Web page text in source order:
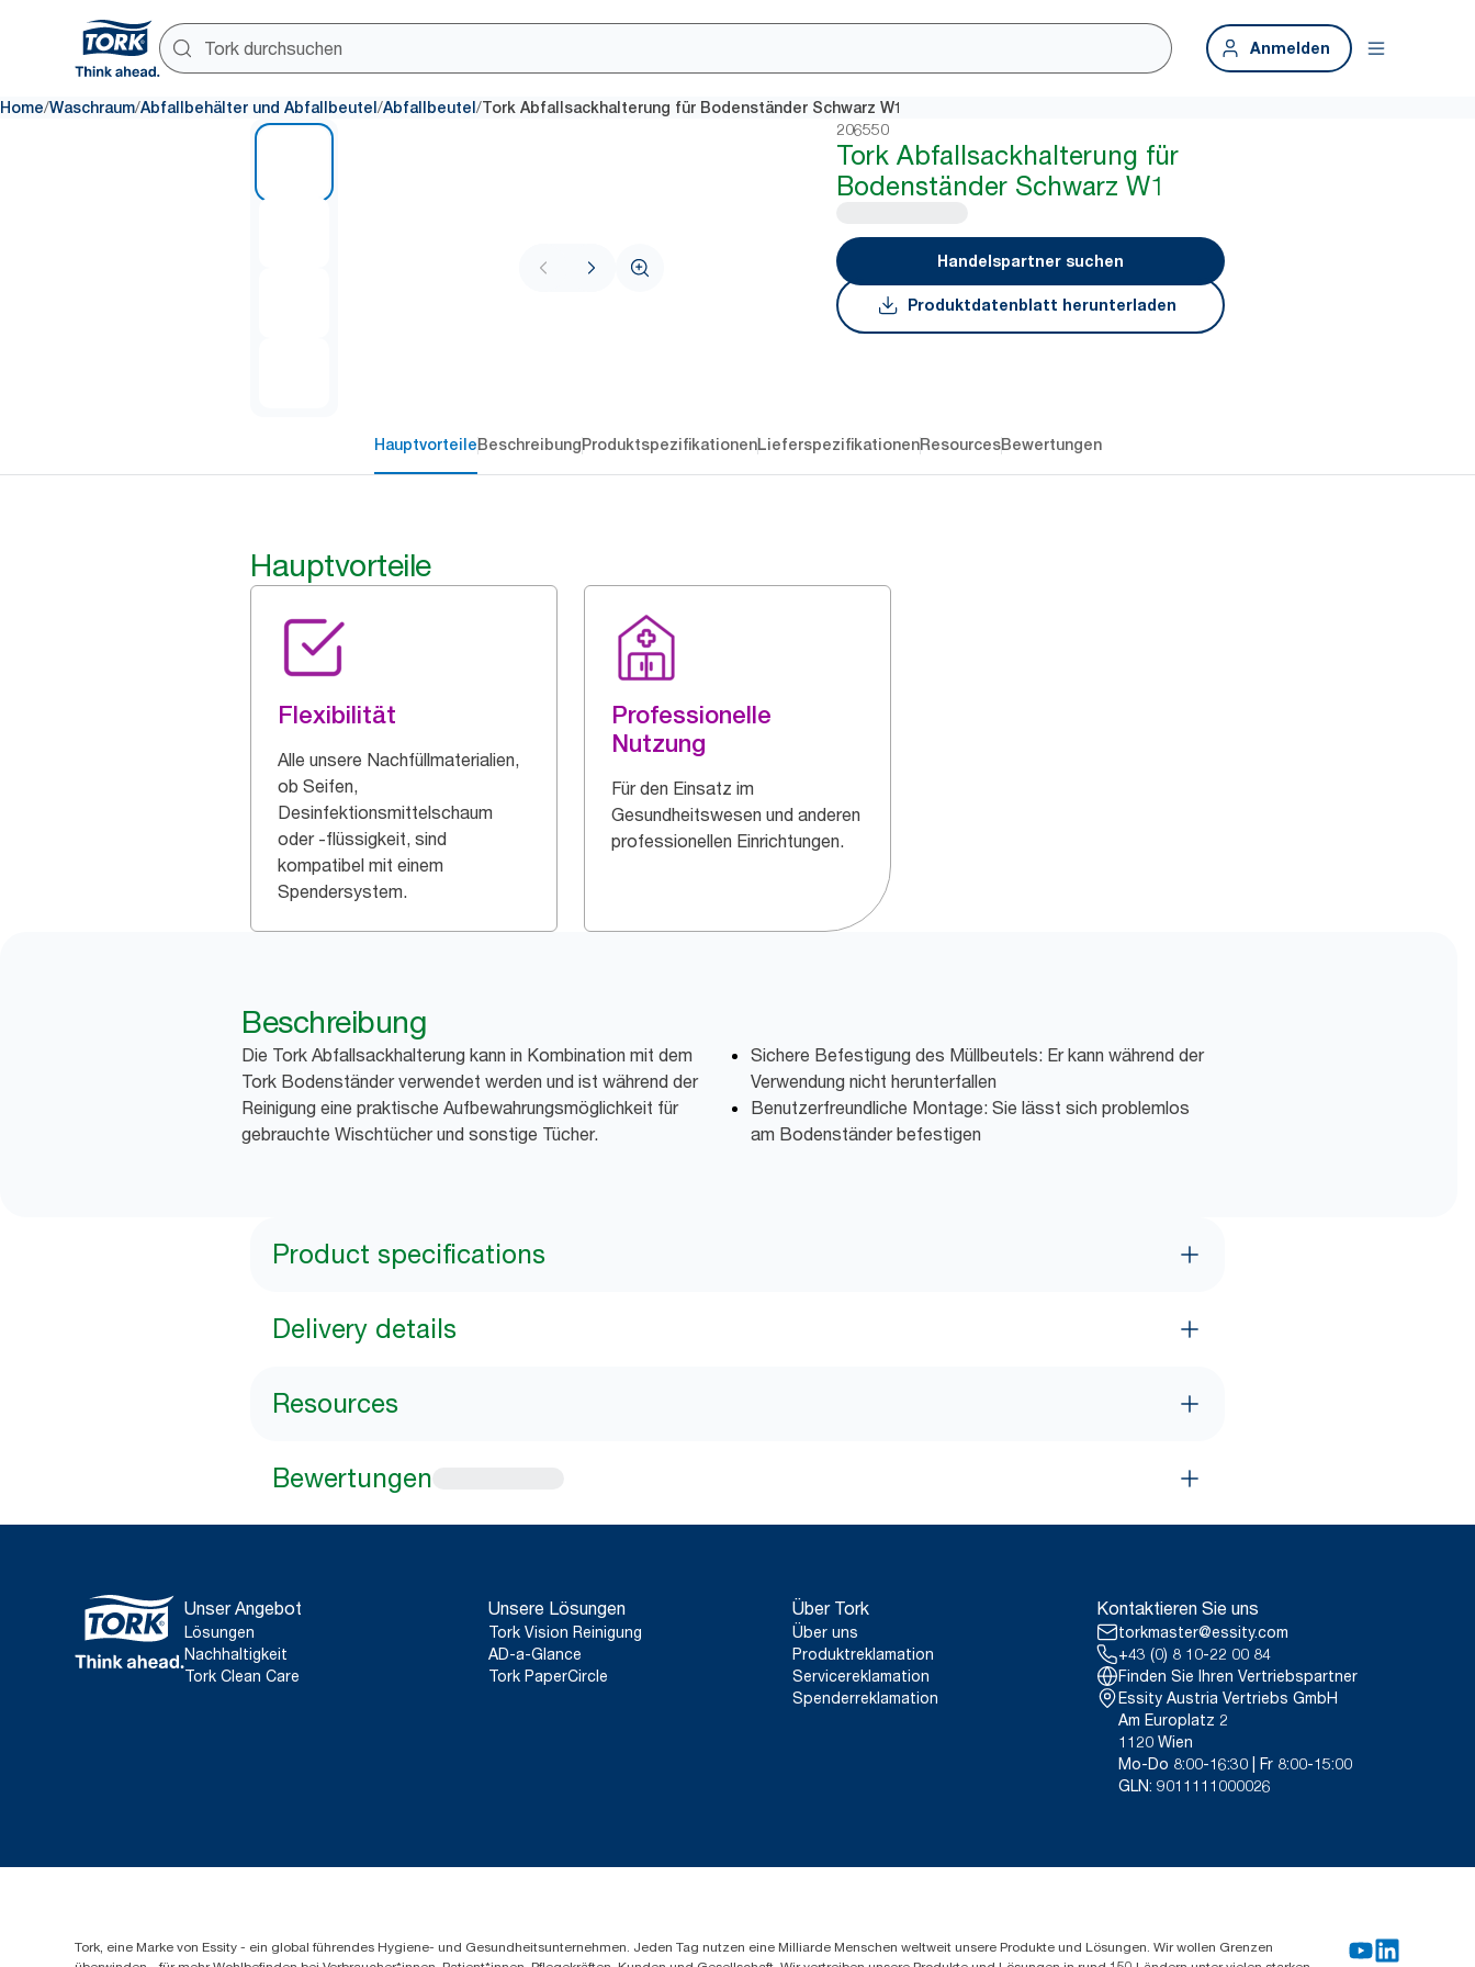
Anmelden
Home/Waschraum/Abfallbehälter und Abfallbeutel /Abfallbeutel /Tork Abfallsackhalterung für Bodenständer Schwarz W1
206550
Tork Abfallsackhalterung für
Bodenständer Schwarz W1
Handelspartner suchen
Produktdatenblatt herunterladen
HauptvorteileBeschreibungProduktspezifikationenLieferspezifikationenResourcesBewertungen
Hauptvorteile
Flexibilität
Alle unsere Nachfüllmaterialien,
ob Seifen,
Desinfektionsmittelschaum
oder -flüssigkeit, sind
kompatibel mit einem
Spendersystem.
Professionelle
Nutzung
Für den Einsatz im
Gesundheitswesen und anderen
professionellen Einrichtungen.
Beschreibung
Die Tork Abfallsackhalterung kann in Kombination mit dem
Tork Bodenständer verwendet werden und ist während der
Reinigung eine praktische Aufbewahrungsmöglichkeit für
gebrauchte Wischtücher und sonstige Tücher.
Sichere Befestigung des Müllbeutels: Er kann während der
Verwendung nicht herunterfallen
Benutzerfreundliche Montage: Sie lässt sich problemlos
am Bodenständer befestigen
Product specifications
Delivery details
Resources
Bewertungen
Unser Angebot
Lösungen
Nachhaltigkeit
Tork Clean Care
Unsere Lösungen
Tork Vision Reinigung
AD-a-Glance
Tork PaperCircle
Über Tork
Über uns
Produktreklamation
Servicereklamation
Spenderreklamation
Kontaktieren Sie uns
torkmaster@essity.com
+43 (0) 8 10-22 00 84
Finden Sie Ihren Vertriebspartner
Essity Austria Vertriebs GmbH
Am Europlatz 2
1120 Wien
Mo-Do 8:00-16:30 | Fr 8:00-15:00
GLN: 9011111000026
Tork, eine Marke von Essity - ein global führendes Hygiene- und Gesundheitsunternehmen. Jeden Tag nutzen eine Milliarde Menschen weltweit unsere Produkte und Lösungen. Wir wollen Grenzen